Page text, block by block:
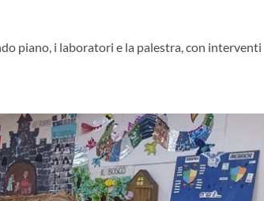
piano, i laboratori e la palestra, con interventi